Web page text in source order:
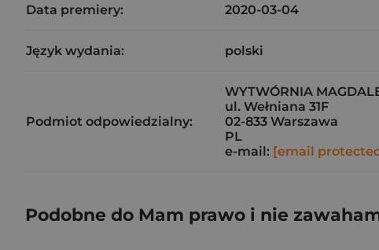
Data premiery: 2020-03-04
Język wydania: polski
Podmiot odpowiedzialny:
WYTWÓRNIA
ul. Wełniana 31F
02-833 Warszawa
PL
e-mail: [email
Podobne do Mam prawo i nie